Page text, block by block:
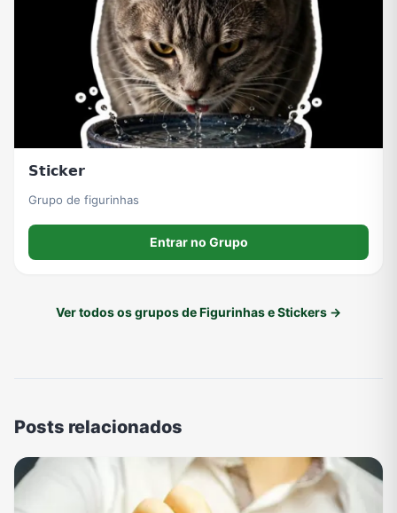
𝗦𝘁𝗶𝗰𝗸𝗲𝗿
Grupo de figurinhas
Entrar no Grupo
Ver todos os grupos de Figurinhas e Stickers →
Posts relacionados